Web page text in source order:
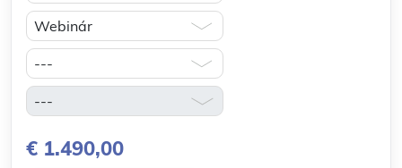
€ 1.490,00